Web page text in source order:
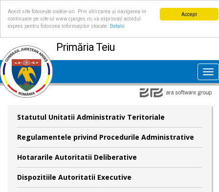
Accept
Acest site folosește cookie-uri. Prin utilizarea și navigarea în
continuare pe site-ul www.cjarges.ro, vă exprimați acordul
expres pentru folosirea informațiilor stocate.
Detalii
Primăria Teiu
Statutul Unitatii Administrativ Teritoriale
Regulamentele privind Procedurile Administrative
Hotararile Autoritatii Deliberative
Dispozitiile Autoritatii Executive